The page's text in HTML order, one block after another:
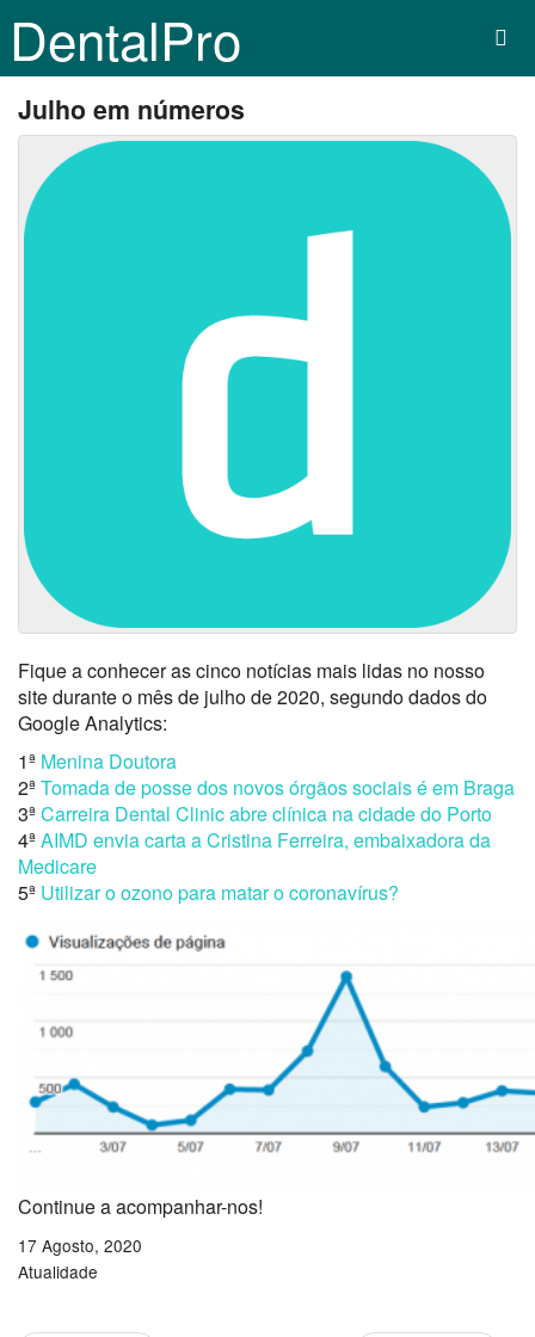
DentalPro
Julho em números
Fique a conhecer as cinco notícias mais lidas no nosso
site durante o mês de julho de 2020, segundo dados do
Google Analytics:
1ª Menina Doutora
2ªTomada de posse dos novos órgãos sociais é em Braga
3ªCarreira Dental Clinic abre clínica na cidade do Porto
4ªAIMD envia carta a Cristina Ferreira, embaixadora da
Medicare
5ª Utilizar o ozono para matar o coronavírus?
Continue a acompanhar-nos!
17 Agosto, 2020
Atualidade